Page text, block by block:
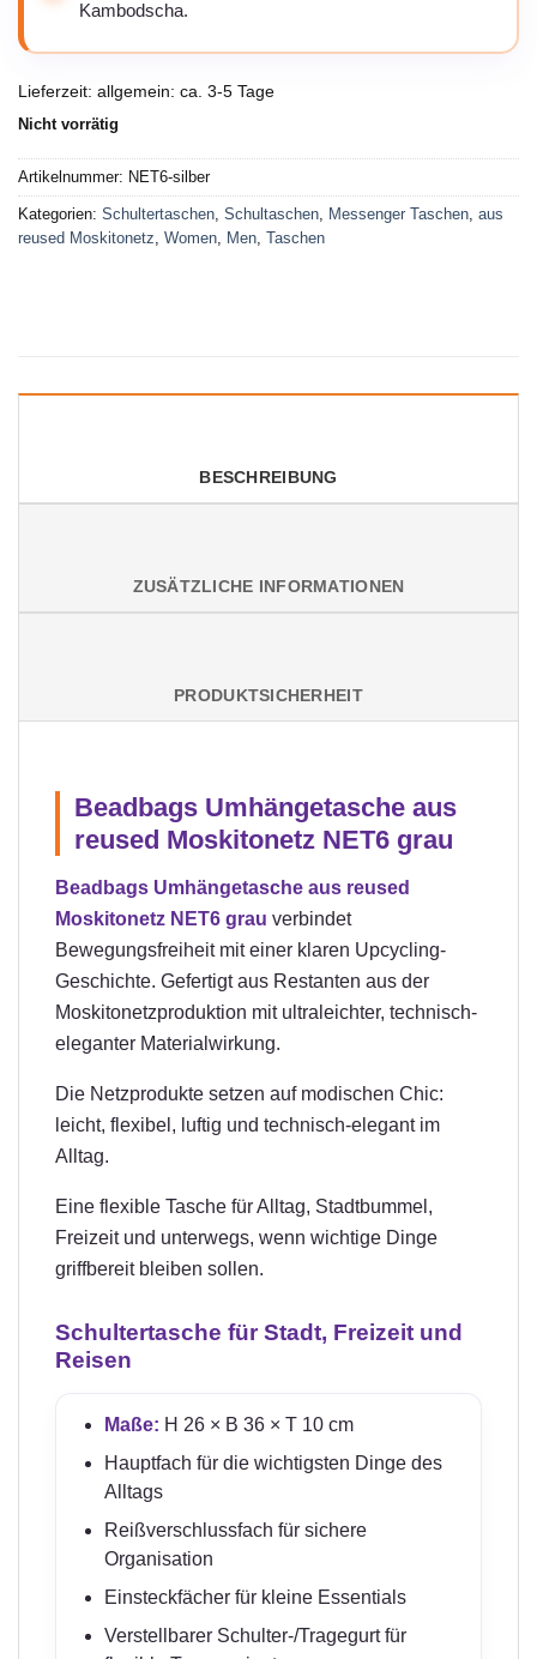
Kambodscha.
Lieferzeit: allgemein: ca. 3-5 Tage
Nicht vorrätig
Artikelnummer: NET6-silber
Kategorien: Schultertaschen, Schultaschen, Messenger Taschen, aus
reused Moskitonetz, Women, Men, Taschen
BESCHREIBUNG
ZUSÄTZLICHE INFORMATIONEN
PRODUKTSICHERHEIT
Beadbags Umhängetasche aus
reused Moskitonetz NET6 grau
Beadbags Umhängetasche aus reused
Moskitonetz NET6 grau verbindet
Bewegungsfreiheit mit einer klaren Upcycling-
Geschichte. Gefertigt aus Restanten aus der
Moskitonetzproduktion mit ultraleichter, technisch-
eleganter Materialwirkung.
Die Netzprodukte setzen auf modischen Chic:
leicht, flexibel, luftig und technisch-elegant im
Alltag.
Eine flexible Tasche für Alltag, Stadtbummel,
Freizeit und unterwegs, wenn wichtige Dinge
griffbereit bleiben sollen.
Schultertasche für Stadt, Freizeit und
Reisen
Maße: H 26 × B 36 × T 10 cm
Hauptfach für die wichtigsten Dinge des
Alltags
Reißverschlussfach für sichere
Organisation
Einsteckfächer für kleine Essentials
Verstellbarer Schulter-/Tragegurt für